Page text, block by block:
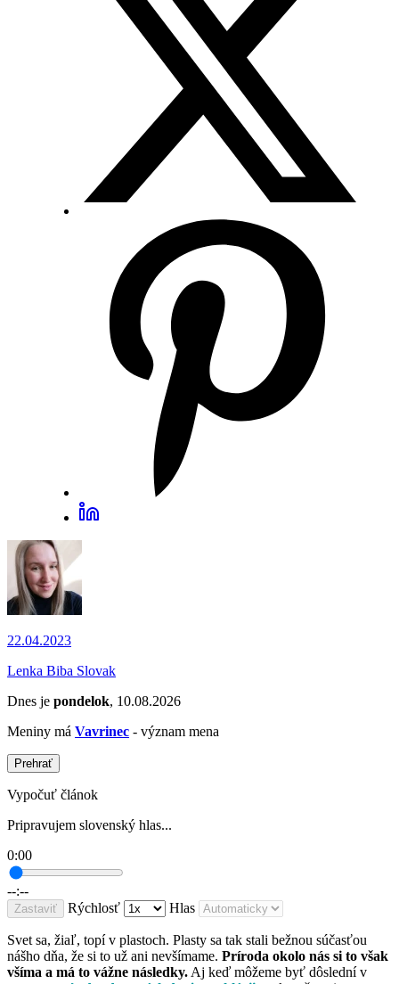
22.04.2023
Lenka Biba Slovak
Dnes je pondelok, 10.08.2026
Meniny má Vavrinec - význam mena
Prehrať
Vypočuť článok
Pripravujem slovenský hlas...
0:00
--:--
Zastaviť Rýchlosť Hlas
Svet sa, žiaľ, topí v plastoch. Plasty sa tak stali bežnou súčasťou
nášho dňa, že si to už ani nevšímame. Príroda okolo nás si to však
všíma a má to vážne následky.Aj keď môžeme byť dôslední v